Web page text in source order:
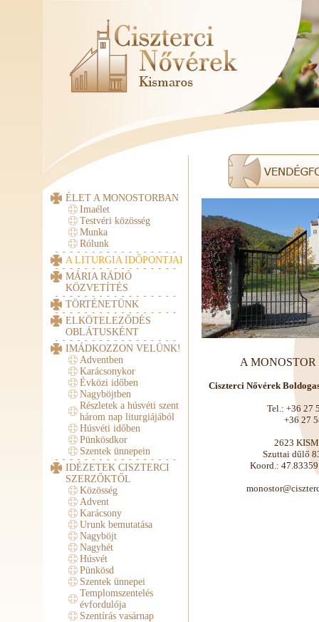
ÉLET A MONOSTORBAN
Imaélet
Testvéri közösség
Munka
Rólunk
A LITURGIA IDŐPONTJAI
MÁRIA RÁDIÓ
KÖZVETÍTÉS
TÖRTÉNETÜNK
ELKÖTELEZŐDÉS
OBLÁTUSKÉNT
IMÁDKOZZON VELÜNK!
Adventben
Karácsonykor
Évközi időben
Nagyböjtben
Részletek a húsvéti szent
három nap liturgiájából
Húsvéti időben
Pünkösdkor
Szentek ünnepein
IDÉZETEK CISZTERCI
SZERZŐKTŐL
Közösség
Advent
Karácsony
Urunk bemutatása
Nagyböjt
Nagyhét
Húsvét
Pünkösd
Szentek ünnepei
Templomszentelés
évfordulója
Szentírás vasárnap
A MONOSTOR
Ciszterci Nővérek
Tel.: +36 27
+36 27
2623
Szuttai dűlő
Koord.: